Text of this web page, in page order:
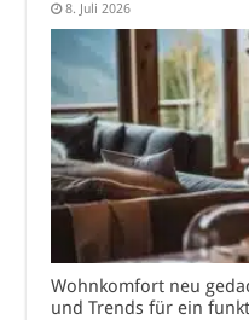
8. Juli 2026
Wohnkomfort neu
und Trends für ein